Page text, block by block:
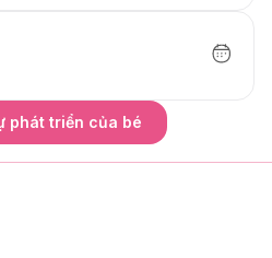
phát triển của bé